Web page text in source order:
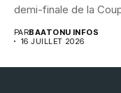
demi-finale de la
PARBAATONU INFOS
16 JUILLET 2026